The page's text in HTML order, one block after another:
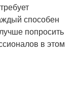
способен
попросить
в этом